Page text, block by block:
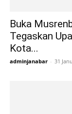
Buka
Tegaskan
Kota...
adminjanabar - 31